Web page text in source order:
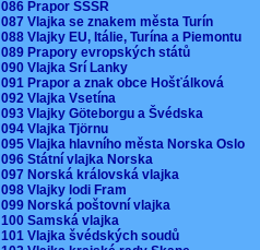
086 Prapor SSSR
087 Vlajka se znakem města Turín
088 Vlajky EU, Itálie, Turína a Piemontu
089 Prapory evropských států
090 Vlajka Srí Lanky
091 Prapor a znak obce Hošťálková
092 Vlajka Vsetína
093 Vlajky Göteborgu a Švédska
094 Vlajka Tjörnu
095 Vlajka hlavního města Norska Oslo
096 Státní vlajka Norska
097 Norská královská vlajka
098 Vlajky lodi Fram
099 Norská poštovní vlajka
100 Samská vlajka
101 Vlajka švédských soudů